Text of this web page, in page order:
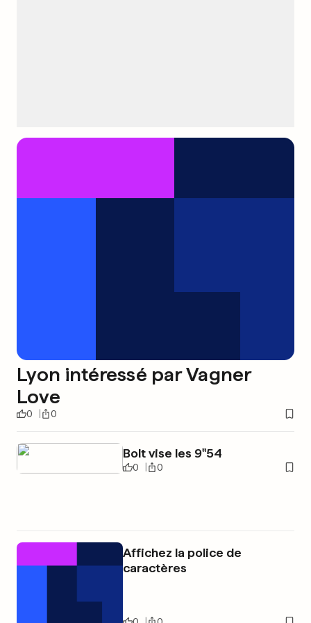
Lyon intéressé par Vagner
Love
0 0
Bolt vise les 9''54
0 0
Affichez la police de
caractères